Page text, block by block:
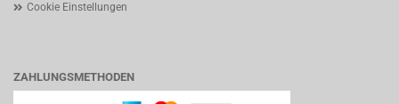
Cookie Einstellungen
ZAHLUNGSMETHODEN